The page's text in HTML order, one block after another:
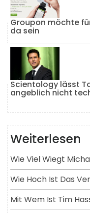
Groupon möchte
da sein
Scientology lässt
angeblich nicht
Weiterlesen
Wie Viel Wiegt
Wie Hoch Ist Das
Mit Wem Ist Tim